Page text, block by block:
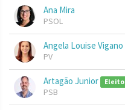
Ana Mira
PSOL
Angela Louise Vigano
PV
Artagão Junior Eleito
PSB